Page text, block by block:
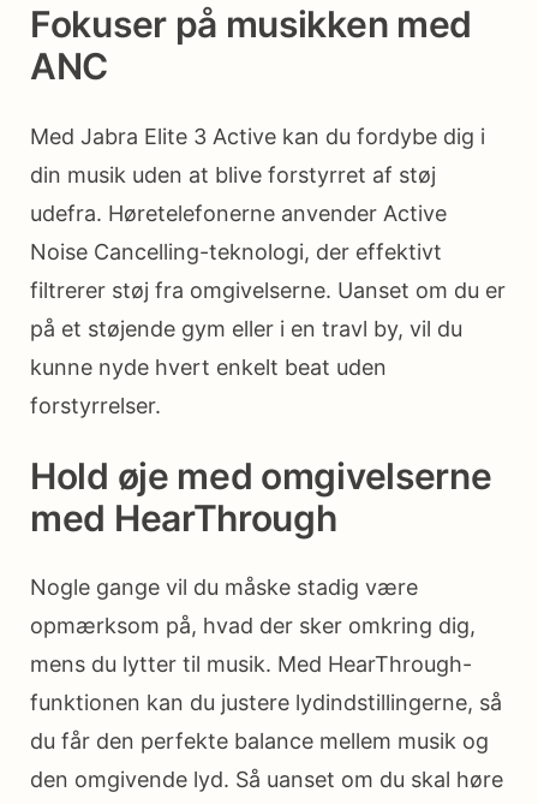
Fokuser på musikken med
ANC
Med Jabra Elite 3 Active kan du fordybe dig i
din musik uden at blive forstyrret af støj
udefra. Høretelefonerne anvender Active
Noise Cancelling-teknologi, der effektivt
filtrerer støj fra omgivelserne. Uanset om du er
på et støjende gym eller i en travl by, vil du
kunne nyde hvert enkelt beat uden
forstyrrelser.
Hold øje med omgivelserne
med HearThrough
Nogle gange vil du måske stadig være
opmærksom på, hvad der sker omkring dig,
mens du lytter til musik. Med HearThrough-
funktionen kan du justere lydindstillingerne, så
du får den perfekte balance mellem musik og
den omgivende lyd. Så uanset om du skal høre